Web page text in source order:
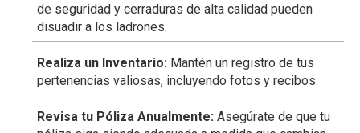
de seguridad y cerraduras de alta calidad pueden
disuadir a los ladrones.
Realiza un Inventario: Mantén un registro de tus
pertenencias valiosas, incluyendo fotos y recibos.
Revisa tu Póliza Anualmente: Asegúrate de que tu